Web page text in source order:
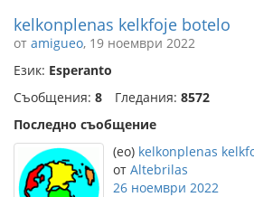
kelkonplenas kelkfoje botelo
от amigueo, 19 ноември 2022
Език: Esperanto
Съобщения: 8 Гледания: 8572
Последно съобщение
(eo) kelkonplenas
от Altebrilas
26 ноември 2022